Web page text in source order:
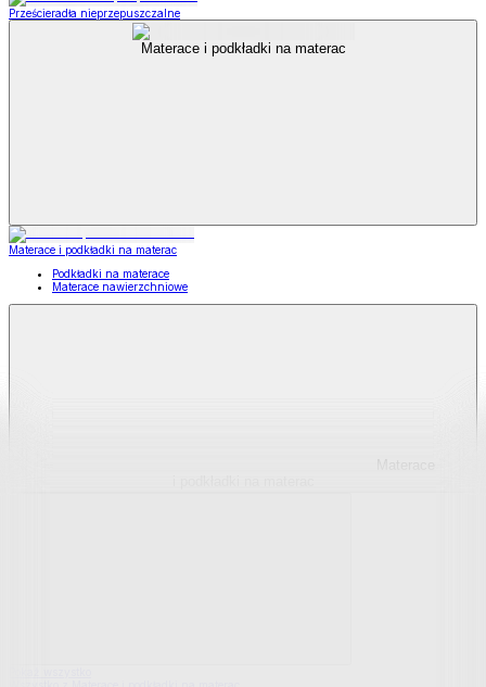
Prześcieradła nieprzepuszczalne
Materace i podkładki na materac
Materace i podkładki na materac
Podkładki na materace
Materace nawierzchniowe